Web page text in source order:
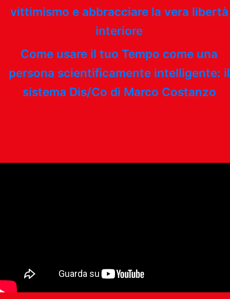
vittimismo e abbracciare la vera libertà
interiore
Come usare il tuo Tempo come una
persona scientificamente intelligente: il
sistema Dis/Co di Marco Costanzo